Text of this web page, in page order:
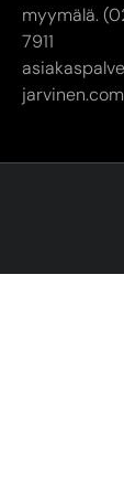
myymälä.
7911
jarvinen.com